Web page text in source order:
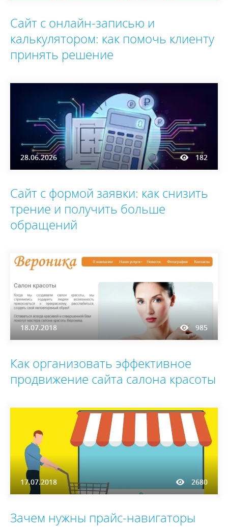
Сайт с онлайн-записью и
калькулятором: как помочь клиенту
принять решение
28.06.2026 182
Сайт с формой заявки: как снизить
трение и получить больше
обращений
18.07.2018 985
Как организовать эффективное
продвижение сайта салона красоты
17.07.2018 2680
Зачем нужны прайс-навигаторы